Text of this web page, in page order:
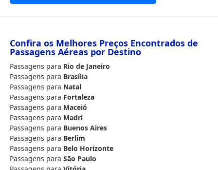
Confira os Melhores Preços Encontrados de
Passagens Aéreas por Destino
Passagens para Rio de Janeiro
Passagens para Brasília
Passagens para Natal
Passagens para Fortaleza
Passagens para Maceió
Passagens para Madri
Passagens para Buenos Aires
Passagens para Berlim
Passagens para Belo Horizonte
Passagens para São Paulo